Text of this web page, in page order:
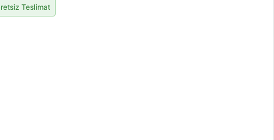
Teslimat